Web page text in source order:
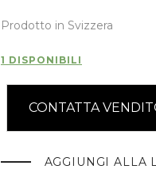
Prodotto in Svizzera
1 DISPONIBILI
CONTATTA
AGGIUNGI ALLA